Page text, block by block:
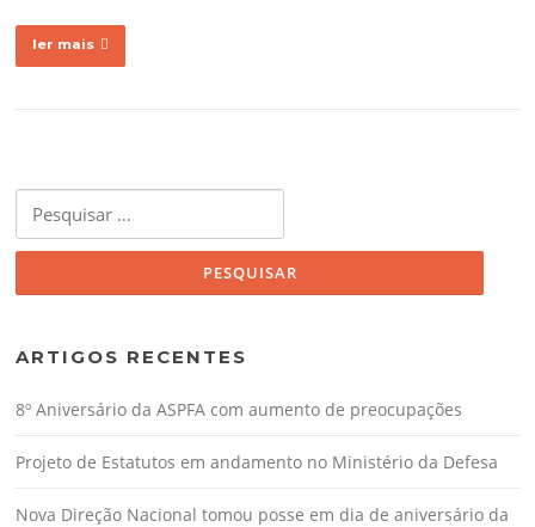
ler mais
por:
ARTIGOS RECENTES
8º Aniversário da ASPFA com aumento de preocupações
Projeto de Estatutos em andamento no Ministério da Defesa
Nova Direção Nacional tomou posse em dia de aniversário da